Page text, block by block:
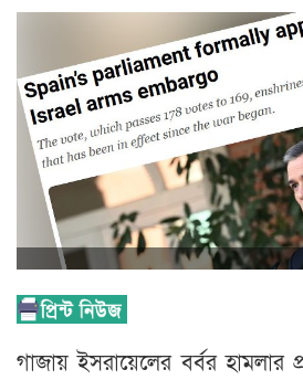
গাজায় ইসরায়েলের বর্বর হামলার